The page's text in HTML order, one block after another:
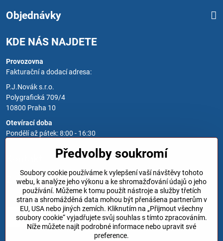
Objednávky
KDE NÁS NAJDETE
Provozovna
Fakturační a dodací adresa:
P.J.Novák s.r.o.
Polygrafická 709/4
10800 Praha 10
Otevírací doba
Pondělí až pátek: 8:00 - 16:30
Zavoláme Vám zpět
Váš telefon*
Předvolby soukromí
Soubory cookie používáme k vylepšení vaší návštěvy tohoto
webu, k analýze jeho výkonu a ke shromažďování údajů o jeho
používání. Můžeme k tomu použít nástroje a služby třetích
stran a shromážděná data mohou být přenášena partnerům v
EU, USA nebo jiných zemích. Kliknutím na „Přijmout všechny
soubory cookie“ vyjadřujete svůj souhlas s tímto zpracováním.
Níže můžete najít podrobné informace nebo upravit své
preference.